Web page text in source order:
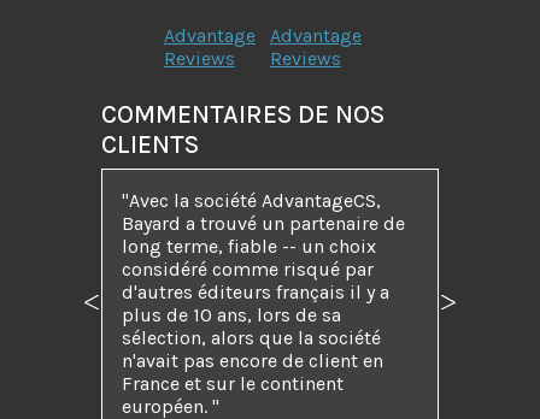
Advantage
Reviews
Advantage
Reviews
COMMENTAIRES DE NOS
CLIENTS
"Avec la société AdvantageCS,
Bayard a trouvé un partenaire de
long terme, fiable -- un choix
considéré comme risqué par
d'autres éditeurs français il y a
plus de 10 ans, lors de sa
sélection, alors que la société
n'avait pas encore de client en
France et sur le continent
européen. "
Précédent Suivant